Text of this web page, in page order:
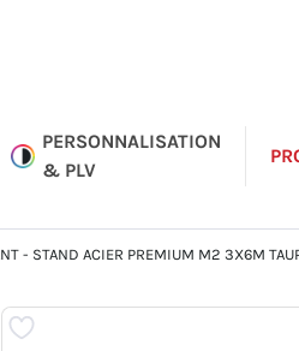
PERSONNALISATION
& PLV
- STAND ACIER PREMIUM M2 3X6M